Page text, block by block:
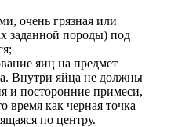
очень грязная или
заданной породы) под
яиц на предмет
Внутри яйца не должны
и посторонние примеси,
время как черная точка
по центру.